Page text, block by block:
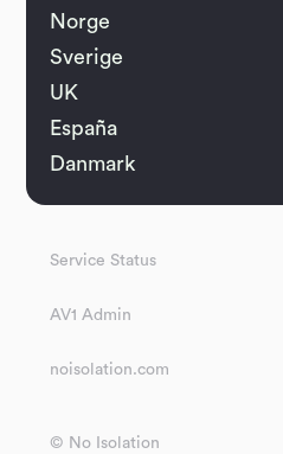
Norge
Sverige
UK
España
Danmark
© No Isolation
Service Status
AV1 Admin
noisolation.com